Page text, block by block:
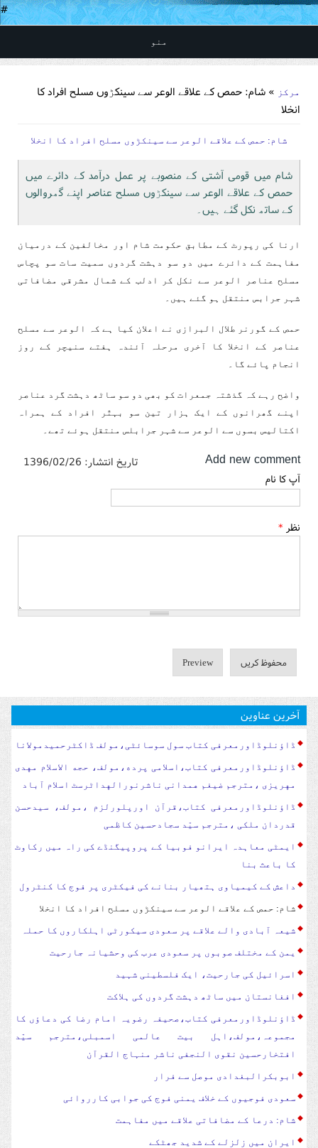
#
منو
مرکز » شام: حمص کے علاقے الوعر سے سینکڑوں مسلح افراد کا
انخلا
شام: حمص کے علاقے الوعر سے سینکڑوں مسلح افراد کا انخلا
شام میں قومی آشتی کے منصوبے پر عمل درآمد کے دائرے میں
حمص کے علاقے الوعر سے سینکڑوں مسلح عناصر اپنے گھروالوں
کے ساتھ نکل گئے ہیں۔
ارنا کی رپورٹ کے مطابق حکومت شام اور مخالفین کے درمیان
مفاہمت کے دائرے میں دو سو دہشت گردوں سمیت سات سو پچاس
مسلح عناصر الوعر سے نکل کر ادلب کے شمال مشرقی مضافاتی
شہر جرابس منتقل ہو گئے ہیں۔
حمص کے گورنر طلال البرازی نے اعلان کیا ہے کہ الوعر سے مسلح
عناصر کے انخلا کا آخری مرحلہ آئندہ ہفتے سنیچر کے روز
انجام پائے گا۔
واضح رہے کہ گذشتہ جمعرات کو بھی دو سو ساٹھ دہشت گرد عناصر
اپنے گھرانوں کے ایک ہزار تین سو بہتّر افراد کے ہمراہ
اکتالیس بسوں سے الوعر سے شہر جرابلس منتقل ہوئے تھے۔
تاریخ انتشار: 1396/02/26 Add new comment
آپ کا نام
نظر *
آخرین عناوین
ڈاؤنلوڈاورمعرفی کتاب سول سوسا‏‏ئٹی،مولف ڈاکٹرحمیدمولانا
ڈاؤنلوڈاورمعرفی کتاب،اسلامی پرده،مولف، حجه الاسلام مهدی
مهریزی ،مترجم ضیغم همدانی ناشرنورالهداٹرسٹ اسلام آباد
ڈاؤنلوڈاورمعرفی کتاب،قرآن اورپلورلزم ،مولف، سیدحسن
قدردان ملکی ،مترجم سیّد سجادحسین کاظمی
ایمٹی معاہدہ ایرانو فوبیا کے پروپیگنڈے کی راہ میں رکاوٹ
کا باعث بنا
داعش کے کیمیاوی ہتھیار بنانے کی فیکٹری پر فوج کا کنٹرول
شام: حمص کے علاقے الوعر سے سینکڑوں مسلح افراد کا انخلا
شیعہ آبادی والے علاقے پر سعودی سیکورٹی اہلکاروں کا حملہ
یمن کے مختلف صوبوں پر سعودی عرب کی وحشیانہ جارحیت
اسرائیل کی جارحیت، ایک فلسطینی شہید
افغانستان میں ساٹھ دہشت گردوں کی ہلاکت
ڈاؤنلوڈاورمعرفی کتاب،صحیفہ رضویہ امام رضا کی دعاؤں کا
مجموعہ،مولف،اہل بیت عالمی اسمبلی،مترجم سیّد
افتخارحسین نقوی النجفی ناشر منہاج القرآن
ابوبکرالبغدادی موصل سے فرار
سعودی فوجیوں کے خلاف یمنی فوج کی جوابی کارروائی
شام: درعا کے مضافاتی علاقے میں مفاہمت
ایران میں زلزلے کے شدید جھٹکے